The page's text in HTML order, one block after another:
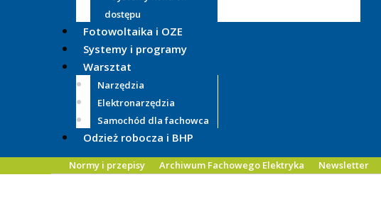
dostępu
Fotowoltaika i OZE
Systemy i programy
Warsztat
Narzędzia
Elektronarzędzia
Samochód dla fachowca
Odzież robocza i BHP
Normy i przepisy Archiwum Fachowego Elektryka Newsletter